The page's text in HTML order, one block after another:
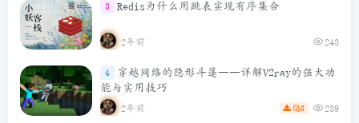
3 Redis为什么用跳表实现有序集合
2年前 243
4
穿越网络的隐形斗篷——详解V2ray的强大功
能与实用技巧
2年前 3 239